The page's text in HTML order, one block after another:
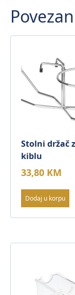
Stolni držač
kiblu
33,80 KM
Dodaj u korpu